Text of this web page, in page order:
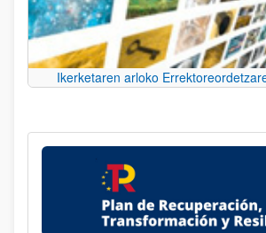
Ikerketaren arloko